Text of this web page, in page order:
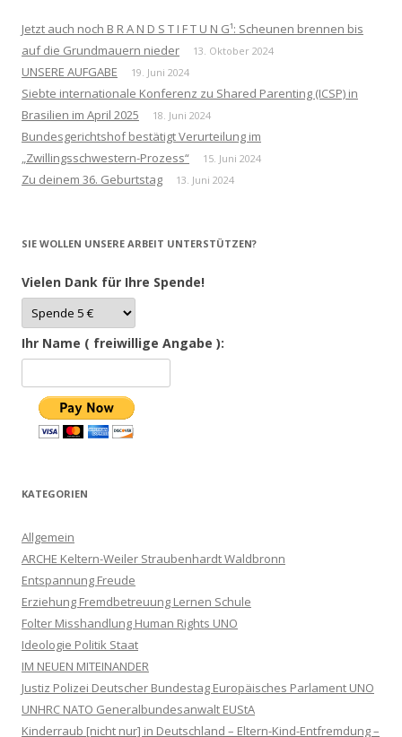
Jetzt auch noch B R A N D S T I F T U N G¹: Scheunen brennen bis
auf die Grundmauern nieder
13. Oktober 2024
UNSERE AUFGABE 19. Juni 2024
Siebte internationale Konferenz zu Shared Parenting (ICSP) in
Brasilien im April 2025
18. Juni 2024
Bundesgerichtshof bestätigt Verurteilung im
„Zwillingsschwestern-Prozess“
15. Juni 2024
Zu deinem 36. Geburtstag 13. Juni 2024
SIE WOLLEN UNSERE ARBEIT UNTERSTÜTZEN?
Vielen Dank für Ihre Spende!
Ihr Name ( freiwillige Angabe ):
KATEGORIEN
Allgemein
ARCHE Keltern-Weiler Straubenhardt Waldbronn
Entspannung Freude
Erziehung Fremdbetreuung Lernen Schule
Folter Misshandlung Human Rights UNO
Ideologie Politik Staat
IM NEUEN MITEINANDER
Justiz Polizei Deutscher Bundestag Europäisches Parlament UNO
UNHRC NATO Generalbundesanwalt EUStA
Kinderraub [nicht nur] in Deutschland – Eltern-Kind-Entfremdung –